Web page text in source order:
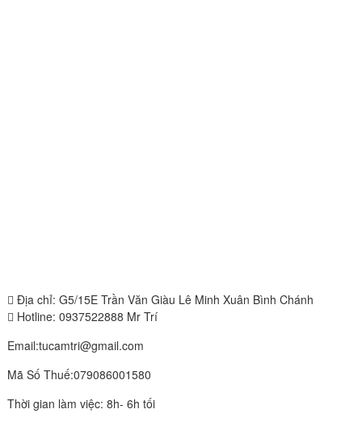
Địa chỉ: G5/15E Trần Văn Giàu Lê Minh Xuân Bình Chánh
Hotline: 0937522888 Mr Trí
Email:tucamtri@gmail.com
Mã Số Thuế:079086001580
Thời gian làm việc: 8h- 6h tối